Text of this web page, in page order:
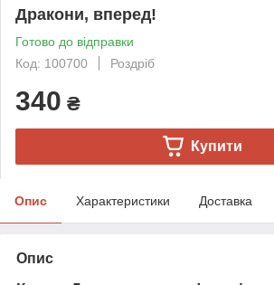
Дракони, вперед!
Готово до відправки
Код: 100700
Роздріб
340 ₴
Купити
Опис Характеристики Доставка
Опис